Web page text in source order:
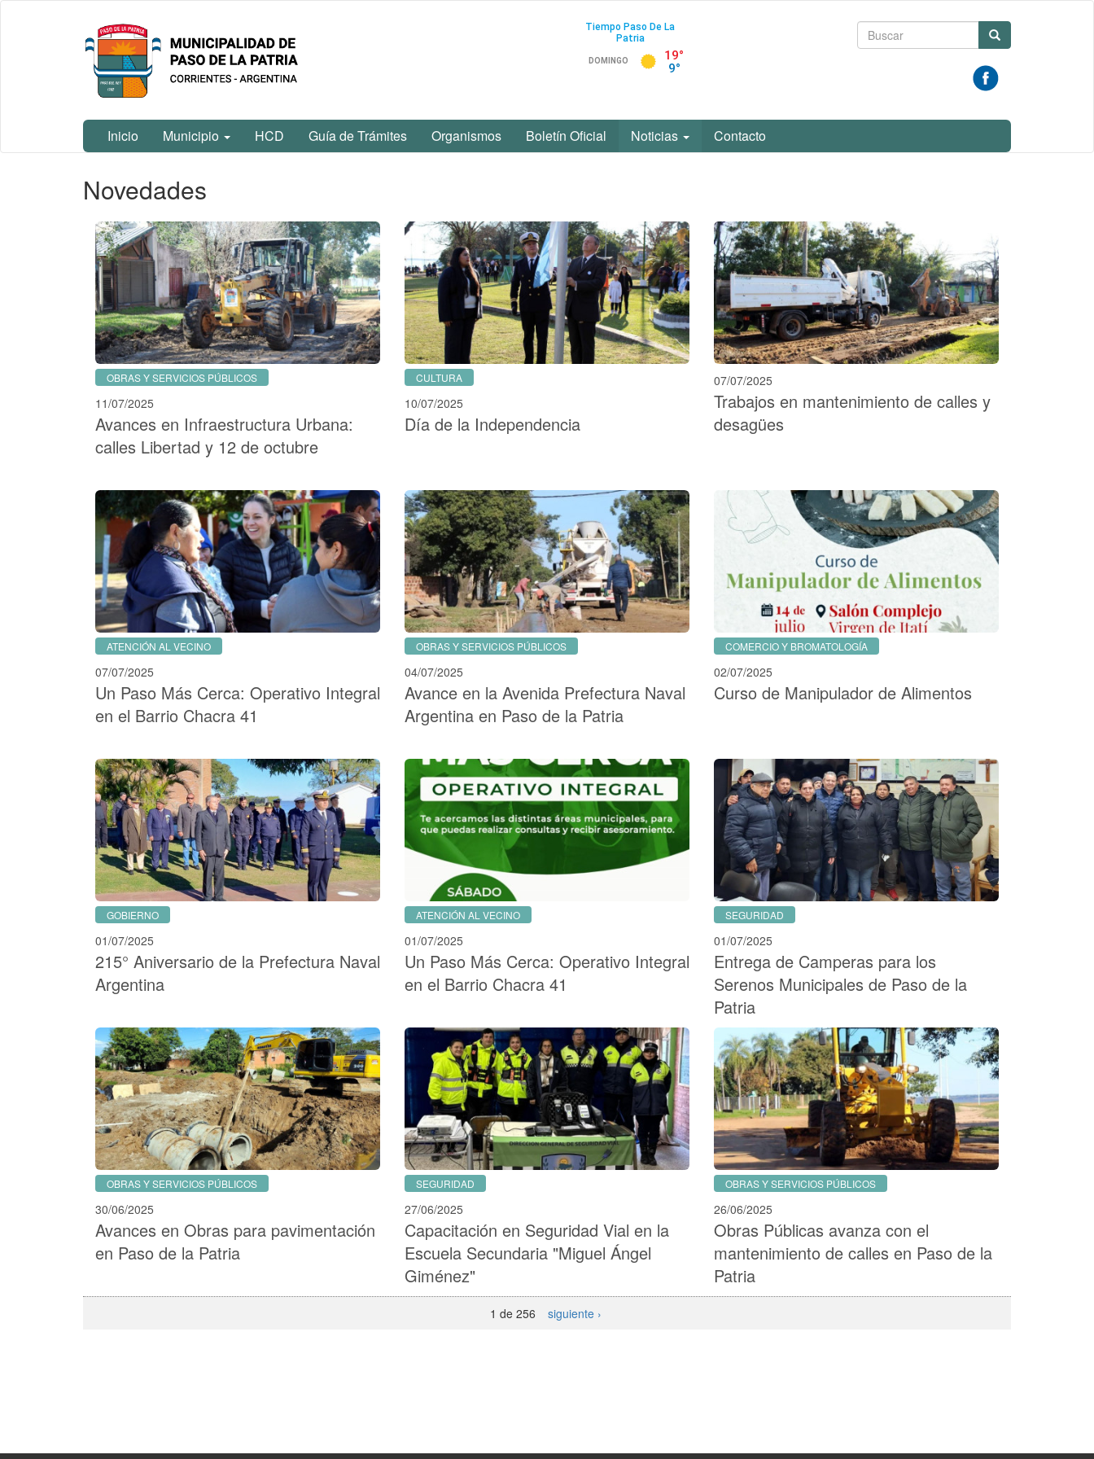
Municipalidad
de Paso De
La Patria
Formulario
Inicio Municipio HCD Guía de Trámites Organismos Boletín Oficial Noticias Contacto
Contenido
principal
Novedades
OBRAS Y SERVICIOS PÚBLICOS
11/07/2025
Avances en Infraestructura Urbana:
calles Libertad y 12 de octubre
CULTURA
10/07/2025
Día de la Independencia
07/07/2025
Trabajos en mantenimiento de calles y
desagües
ATENCIÓN AL VECINO
07/07/2025
Un Paso Más Cerca: Operativo Integral
en el Barrio Chacra 41
OBRAS Y SERVICIOS PÚBLICOS
04/07/2025
Avance en la Avenida Prefectura Naval
Argentina en Paso de la Patria
COMERCIO Y BROMATOLOGÍA
02/07/2025
Curso de Manipulador de Alimentos
GOBIERNO
01/07/2025
215° Aniversario de la Prefectura Naval
Argentina
ATENCIÓN AL VECINO
01/07/2025
Un Paso Más Cerca: Operativo Integral
en el Barrio Chacra 41
SEGURIDAD
01/07/2025
Entrega de Camperas para los
Serenos Municipales de Paso de la
Patria
OBRAS Y SERVICIOS PÚBLICOS
30/06/2025
Avances en Obras para pavimentación
en Paso de la Patria
SEGURIDAD
27/06/2025
Capacitación en Seguridad Vial en la
Escuela Secundaria "Miguel Ángel
Giménez"
OBRAS Y SERVICIOS PÚBLICOS
26/06/2025
Obras Públicas avanza con el
mantenimiento de calles en Paso de la
Patria
1 de 256 siguiente ›